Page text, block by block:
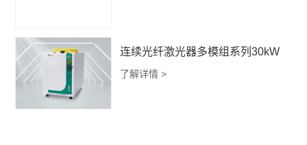
连续光纤激光器多模组系列30kW
了解详情 >